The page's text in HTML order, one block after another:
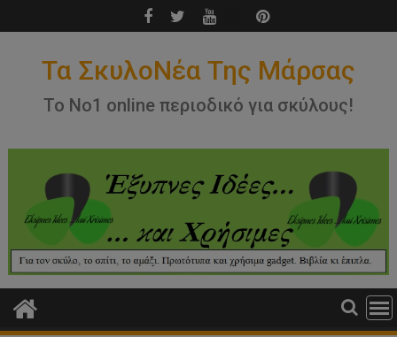
to
Τα ΣκυλοΝέα Της Μάρσας
Το Νο1 online περιοδικό για σκύλους!